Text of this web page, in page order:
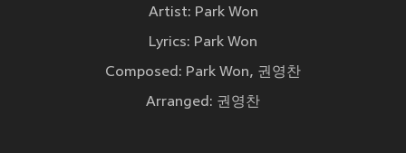
Artist: Park Won
Lyrics: Park Won
Composed: Park Won, 권영찬
Arranged: 권영찬